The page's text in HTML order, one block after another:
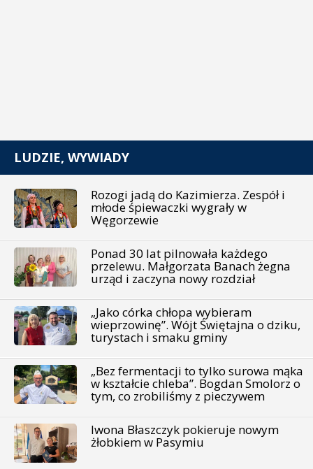
LUDZIE, WYWIADY
Rozogi jadą do Kazimierza. Zespół i
młode śpiewaczki wygrały w
Węgorzewie
Ponad 30 lat pilnowała każdego
przelewu. Małgorzata Banach żegna
urząd i zaczyna nowy rozdział
„Jako córka chłopa wybieram
wieprzowinę”. Wójt Świętajna o dziku,
turystach i smaku gminy
„Bez fermentacji to tylko surowa mąka
w kształcie chleba”. Bogdan Smolorz o
tym, co zrobiliśmy z pieczywem
Iwona Błaszczyk pokieruje nowym
żłobkiem w Pasymiu